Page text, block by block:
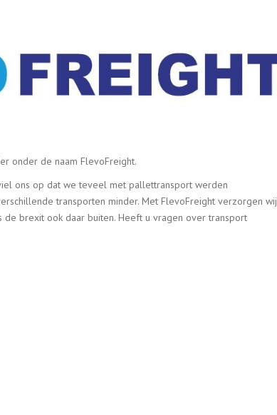
onder de naam FlevoFreight.
ons op dat we teveel met pallettransport werden
transporten minder. Met FlevoFreight verzorgen wij
brexit ook daar buiten. Heeft u vragen over transport